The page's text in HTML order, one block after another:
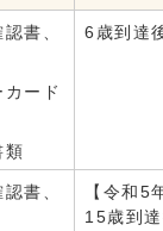
書、
ード
類
6歳到達
書、
【令和5
15歳到